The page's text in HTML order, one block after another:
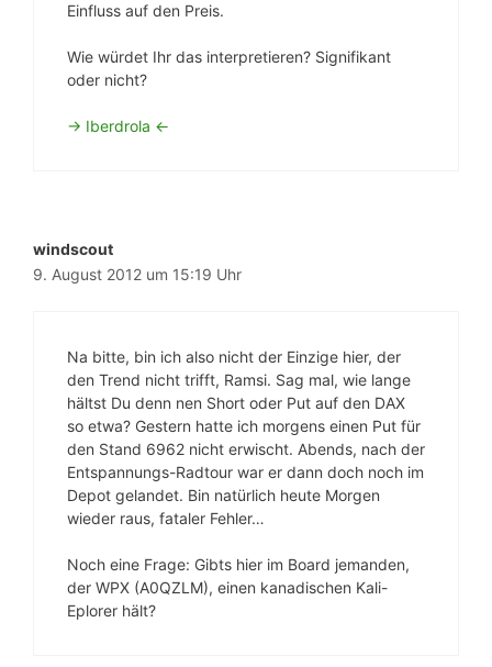
Einfluss auf den Preis.
Wie würdet Ihr das interpretieren? Signifikant
oder nicht?
-> Iberdrola <-
windscout
9. August 2012 um 15:19 Uhr
Na bitte, bin ich also nicht der Einzige hier, der
den Trend nicht trifft, Ramsi. Sag mal, wie lange
hältst Du denn nen Short oder Put auf den DAX
so etwa? Gestern hatte ich morgens einen Put für
den Stand 6962 nicht erwischt. Abends, nach der
Entspannungs-Radtour war er dann doch noch im
Depot gelandet. Bin natürlich heute Morgen
wieder raus, fataler Fehler…
Noch eine Frage: Gibts hier im Board jemanden,
der WPX (A0QZLM), einen kanadischen Kali-
Eplorer hält?